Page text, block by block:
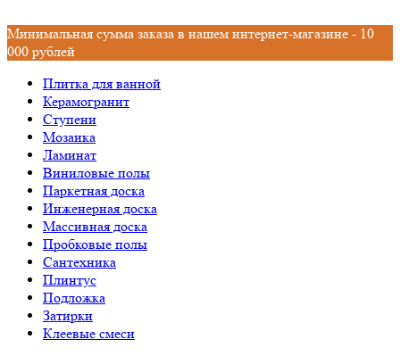
Минимальная сумма заказа в нашем интернет-магазине - 10
000 рублей
Плитка для ванной
Керамогранит
Ступени
Мозаика
Ламинат
Виниловые полы
Паркетная доска
Инженерная доска
Массивная доска
Пробковые полы
Сантехника
Плинтус
Подложка
Затирки
Клеевые смеси